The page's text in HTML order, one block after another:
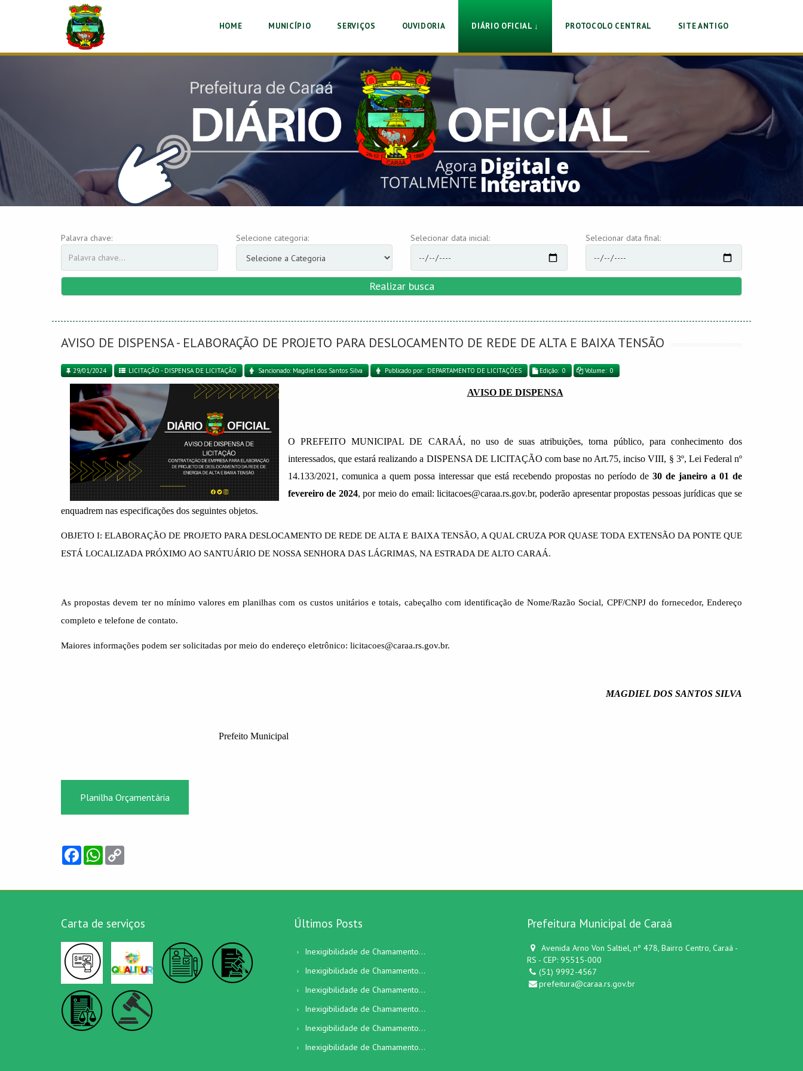
HOME MUNICÍPIO SERVIÇOS OUVIDORIA DIÁRIO OFICIAL ↓ PROTOCOLO CENTRAL SITE ANTIGO
Palavra chave: Selecione categoria: Selecionar data inicial: Selecionar data final:
Realizar busca
AVISO DE DISPENSA - ELABORAÇÃO DE PROJETO PARA DESLOCAMENTO DE REDE DE ALTA E BAIXA TENSÃO
29/01/2024 LICITAÇÃO - DISPENSA DE LICITAÇÃO Sancionado: Magdiel dos Santos Silva Publicado por: DEPARTAMENTO DE LICITAÇÕES Edição: 0 Volume: 0
AVISO DE DISPENSA
O PREFEITO MUNICIPAL DE CARAÁ, no uso de suas atribuições, torna público, para conhecimento dos
interessados, que estará realizando a DISPENSA DE LICITAÇÃO com base no Art.75, inciso VIII, § 3º, Lei Federal nº
14.133/2021, comunica a quem possa interessar que está recebendo propostas no período de 30 de janeiro a 01 de
fevereiro de 2024, por meio do email: licitacoes@caraa.rs.gov.br, poderão apresentar propostas pessoas jurídicas que se
enquadrem nas especificações dos seguintes objetos.
OBJETO I:ELABORAÇÃO DE PROJETO PARA DESLOCAMENTO DE REDE DE ALTA E BAIXA TENSÃO, A QUAL CRUZA POR QUASE TODA EXTENSÃO DA PONTE QUE
ESTÁ LOCALIZADA PRÓXIMO AO SANTUÁRIO DE NOSSA SENHORA DAS LÁGRIMAS, NA ESTRADA DE ALTO CARAÁ.
As propostas devem ter no mínimo valores em planilhas com os custos unitários e totais, cabeçalho com identificação de Nome/Razão Social, CPF/CNPJ do fornecedor, Endereço
completo e telefone de contato.
Maiores informações podem ser solicitadas por meio do endereço eletrônico: licitacoes@caraa.rs.gov.br.
MAGDIEL DOS SANTOS SILVA
Prefeito Municipal
Planilha Orçamentária
FacebookWhatsApp
Carta de serviços Últimos Posts
Inexigibilidade de Chamamento...
Inexigibilidade de Chamamento...
Inexigibilidade de Chamamento...
Inexigibilidade de Chamamento...
Inexigibilidade de Chamamento...
Inexigibilidade de Chamamento...
Prefeitura Municipal de Caraá
Avenida Arno Von Saltiel, nº 478, Bairro Centro, Caraá -
RS - CEP: 95515-000
(51) 9992-4567
prefeitura@caraa.rs.gov.br